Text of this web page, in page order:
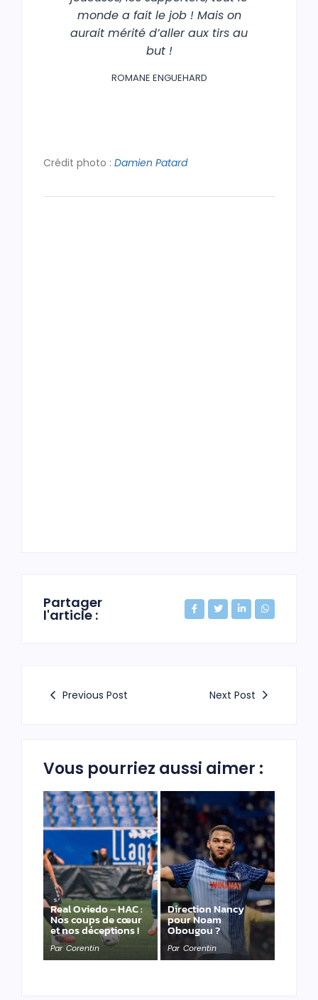
monde a fait le job ! Mais on
aurait mérité d’aller aux tirs au
but !
ROMANE ENGUEHARD
Crédit photo : Damien Patard
Partager
l'article :
Previous Post Next Post
Vous pourriez aussi aimer :
Real Oviedo – HAC :
Nos coups de cœur
et nos déceptions !
Par Corentin
Direction Nancy
pour Noam
Obougou ?
Par Corentin